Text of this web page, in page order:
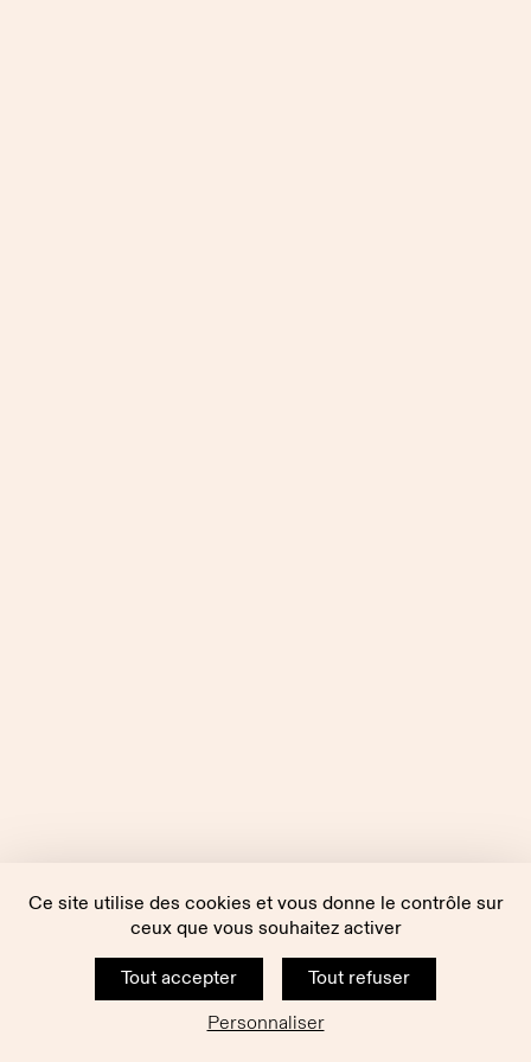
Ce site utilise des cookies et vous donne le contrôle sur
ceux que vous souhaitez activer
Tout accepter
Tout refuser
Personnaliser